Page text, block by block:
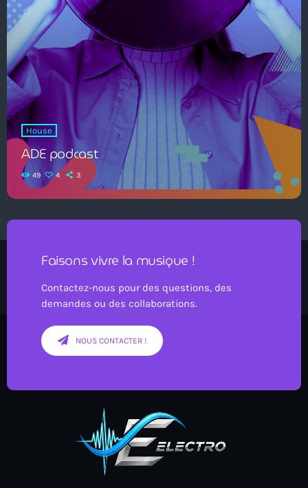
House
ADE podcast
49 4 3
Faisons vivre la musique !
Contactez-nous pour des questions, des
demandes ou des collaborations.
NOUS CONTACTER !